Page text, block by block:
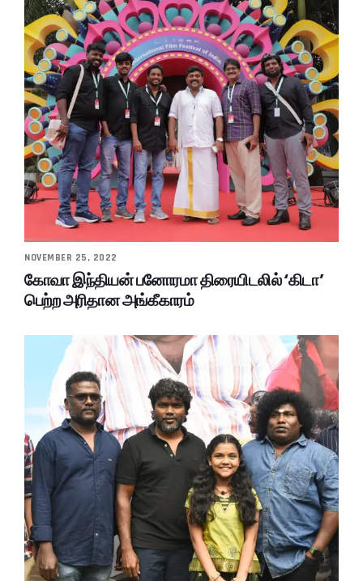
NOVEMBER 25, 2022
கோவா இந்தியன் பனோரமா திரையிடலில் ‘கிடா’
பெற்ற அரிதான அங்கீகாரம்